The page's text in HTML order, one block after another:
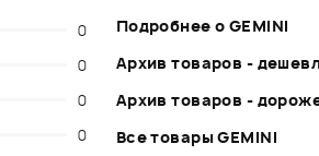
0
0
0
0
Подробнее о GEMINI
Архив товаров -
Архив товаров -
Все товары GEMINI